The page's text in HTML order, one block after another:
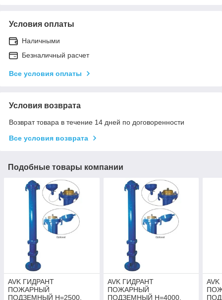
Условия оплаты
Наличными
Безналичный расчет
Все условия оплаты
Условия возврата
Возврат товара в течение 14 дней по договоренности
Все условия возврата
Подобные товары компании
AVK ГИДРАНТ
ПОЖАРНЫЙ
ПОДЗЕМНЫЙ H=2500,
AVK ГИДРАНТ
ПОЖАРНЫЙ
ПОДЗЕМНЫЙ H=4000,